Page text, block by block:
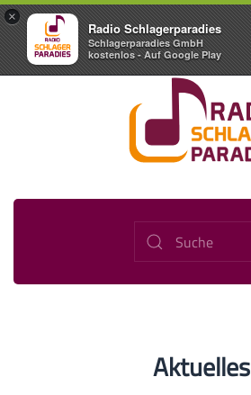
×
Radio Schlagerparadies
Schlagerparadies GmbH
kostenlos - Auf Google Play
Aktuelles